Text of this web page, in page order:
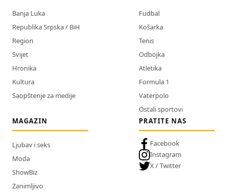
Banja Luka
Republika Srpska / BiH
Region
Svijet
Hronika
Kultura
Saopštenje za medije
Fudbal
Košarka
Tenis
Odbojka
Atletika
Formula 1
Vaterpolo
Ostali sportovi
MAGAZIN
Ljubav i seks
Moda
ShowBiz
Zanimljivo
PRATITE NAS
Facebook
Instagram
X / Twitter